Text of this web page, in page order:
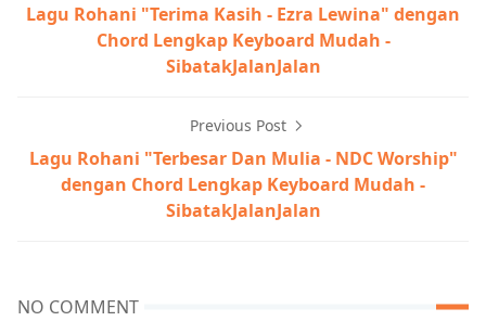
Lagu Rohani "Terima Kasih - Ezra Lewina" dengan
Chord Lengkap Keyboard Mudah -
SibatakJalanJalan
Previous Post
Lagu Rohani "Terbesar Dan Mulia - NDC Worship"
dengan Chord Lengkap Keyboard Mudah -
SibatakJalanJalan
NO COMMENT